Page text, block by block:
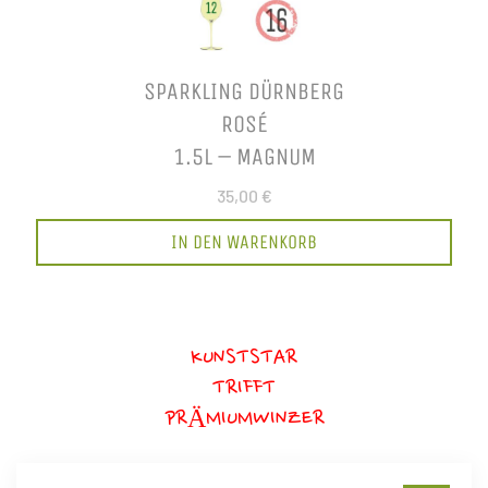
SPARKLING DÜRNBERG
ROSÉ
1.5L – MAGNUM
35,00 €
IN DEN WARENKORB
KUNSTSTAR
TRIFFT
PRÄMIUMWINZER